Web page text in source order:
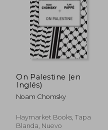
45%
dcto. $ 31.36
On Palestine (en
Inglés)
Noam Chomsky
Haymarket Books, Tapa
Blanda, Nuevo